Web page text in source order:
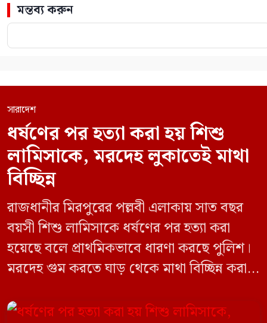
মন্তব্য করুন
সারাদেশ
ধর্ষণের পর হত্যা করা হয় শিশু
লামিসাকে, মরদেহ লুকাতেই মাথা
বিচ্ছিন্ন
রাজধানীর মিরপুরের পল্লবী এলাকায় সাত বছর
বয়সী শিশু লামিসাকে ধর্ষণের পর হত্যা করা
হয়েছে বলে প্রাথমিকভাবে ধারণা করছে পুলিশ।
মরদেহ গুম করতে ঘাড় থেকে মাথা বিচ্ছিন্ন করা
চালানো হয় এই নৃশংস হত্যাকাণ্ডে পাশের ফ্ল্যাটের